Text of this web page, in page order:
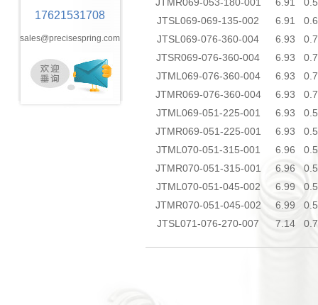
17621531708
sales@precisespring.com
JTSL069-069-135-002
6.91
JTSL069-076-360-004
6.93
JTSR069-076-360-004
6.93
JTML069-076-360-004
6.93
JTMR069-076-360-004
6.93
JTML069-051-225-001
6.93
JTMR069-051-225-001
6.93
JTML070-051-315-001
6.96
JTMR070-051-315-001
6.96
JTML070-051-045-002
6.99
JTMR070-051-045-002
6.99
JTSL071-076-270-007
7.14